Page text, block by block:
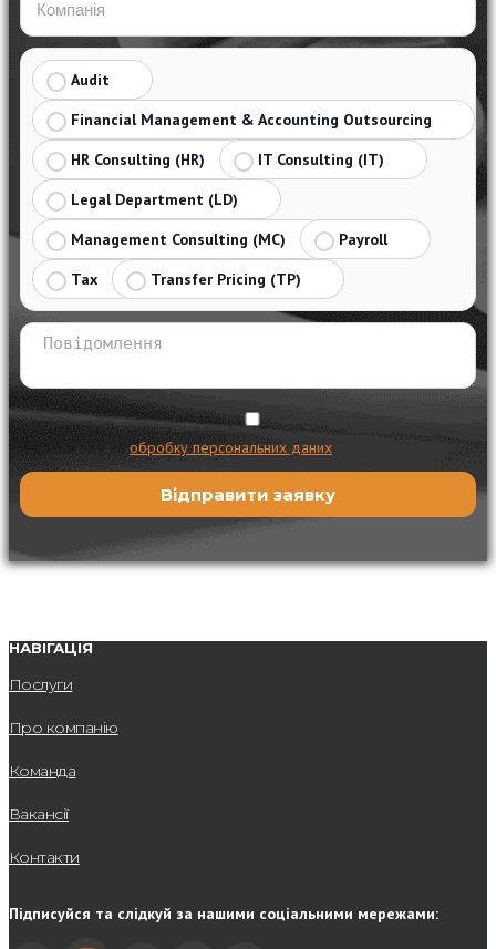
Audit
Financial Management & Accounting Outsourcing
HR Consulting (HR)
IT Consulting (IT)
Legal Department (LD)
Management Consulting (MC)
Payroll
Tax
Transfer Pricing (TP)
Я даю згоду наобробку персональних даних
НАВІГАЦІЯ
Послуги
Про компанію
Команда
Вакансії
Контакти
Підписуйся та слідкуй за нашими соціальними мережами: